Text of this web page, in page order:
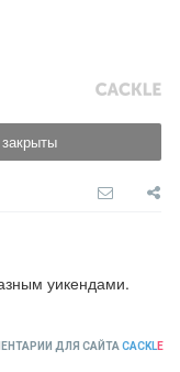
уикендами.
ДЛЯ САЙТА CACKLE